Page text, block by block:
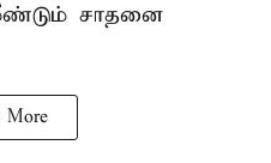
சாதனை
More